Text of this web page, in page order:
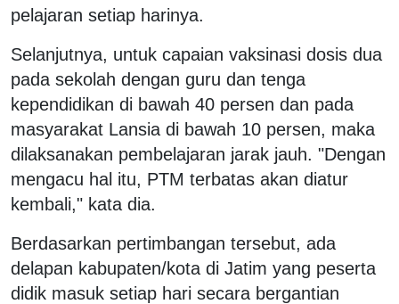
pelajaran setiap harinya.
Selanjutnya, untuk capaian vaksinasi dosis dua
pada sekolah dengan guru dan tenga
kependidikan di bawah 40 persen dan pada
masyarakat Lansia di bawah 10 persen, maka
dilaksanakan pembelajaran jarak jauh. "Dengan
mengacu hal itu, PTM terbatas akan diatur
kembali," kata dia.
Berdasarkan pertimbangan tersebut, ada
delapan kabupaten/kota di Jatim yang peserta
didik masuk setiap hari secara bergantian